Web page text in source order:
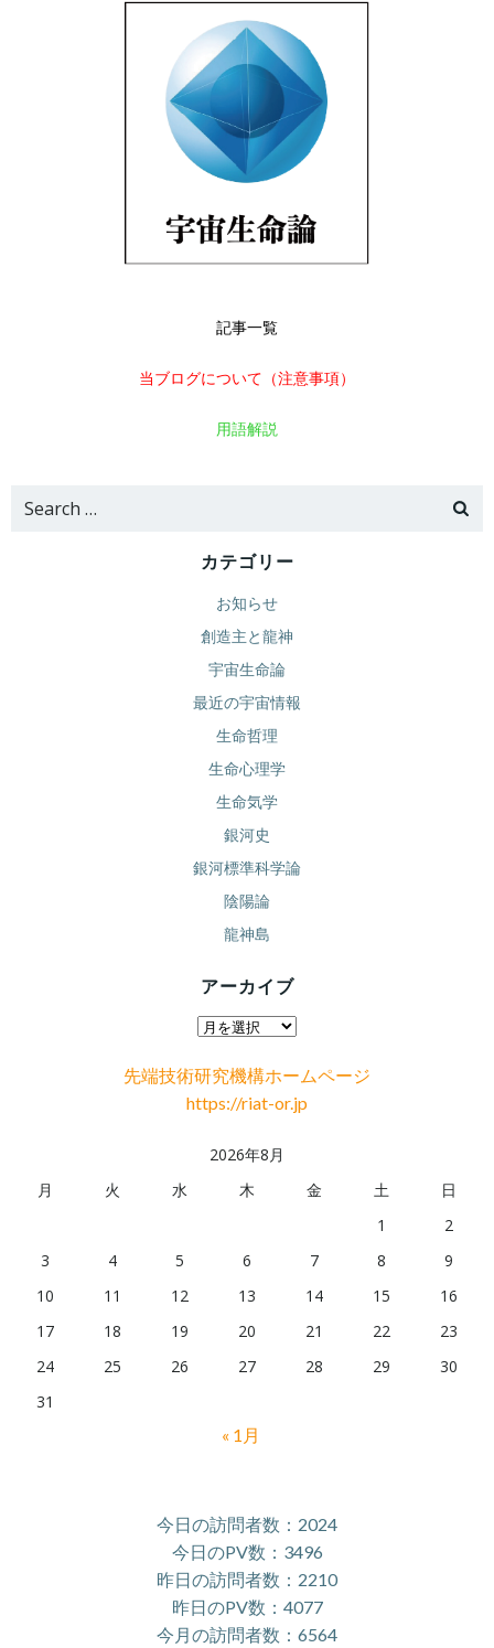
記事一覧
当ブログについて（注意事項）
用語解説
Search
カテゴリー
お知らせ
創造主と龍神
宇宙生命論
最近の宇宙情報
生命哲理
生命心理学
生命気学
銀河史
銀河標準科学論
陰陽論
龍神島
アーカイブ
ア
カ
イ
先端技術研究機構ホームページ
https://riat-or.jp
2026年8月
月
火 水 木 金 土
日
1
2
3
4 5 6 7 8
9
10
11 12 13 14 15
16
17
18 19 20 21 22
23
24
25 26 27 28 29
30
31
« 1月
今日の訪問者数：2024
今日のPV数：3496
昨日の訪問者数：2210
昨日のPV数：4077
今月の訪問者数：6564